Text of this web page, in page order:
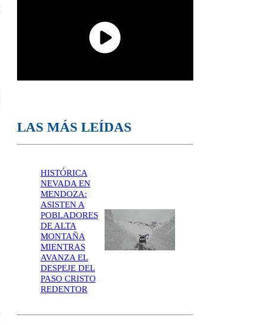
LAS MÁS LEÍDAS
HISTÓRICA
NEVADA EN
MENDOZA:
ASISTEN A
POBLADORES
DE ALTA
MONTAÑA
MIENTRAS
AVANZA EL
DESPEJE DEL
PASO CRISTO
REDENTOR